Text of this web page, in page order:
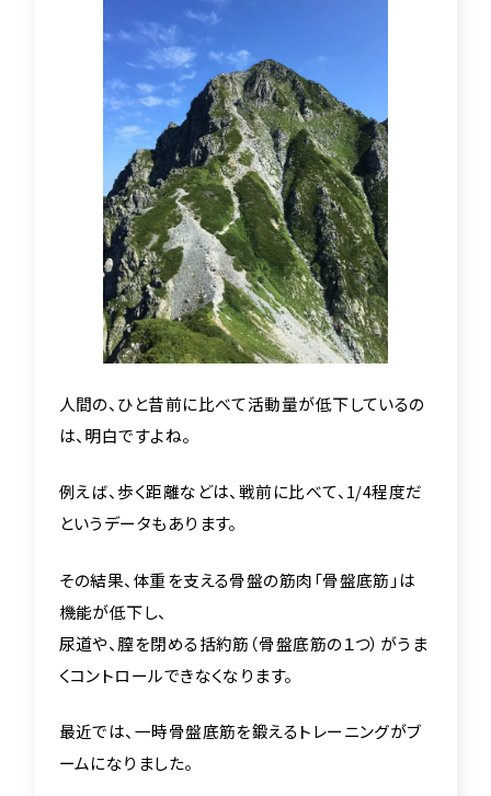
人間の、ひと昔前に比べて活動量が低下しているの
は、明白ですよね。
例えば、歩く距離などは、戦前に比べて、1/4程度だ
というデータもあります。
その結果、体重を支える骨盤の筋肉「骨盤底筋」は
機能が低下し、
尿道や、膣を閉める括約筋（骨盤底筋の１つ）がうま
くコントロールできなくなります。
最近では、一時骨盤底筋を鍛えるトレーニングがブ
ームになりました。